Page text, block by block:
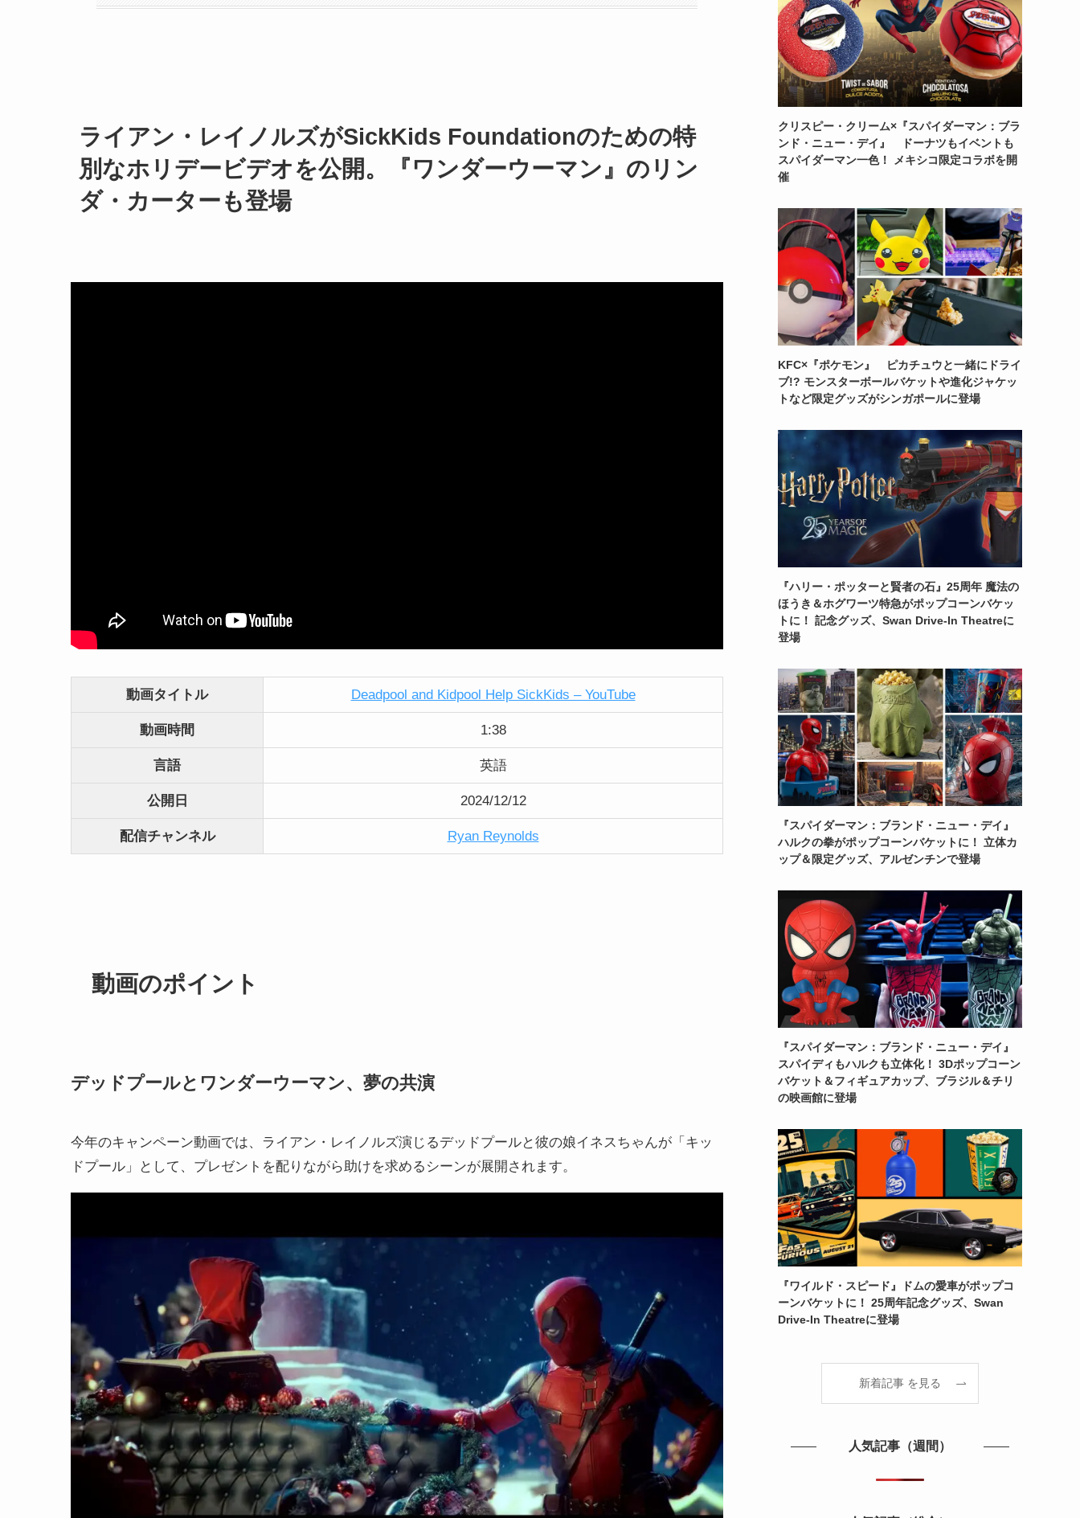
ライアン・レイノルズがSickKids Foundationのための特
別なホリデービデオを公開。『ワンダーウーマン』のリン
ダ・カーターも登場
動画タイトル Deadpool and Kidpool Help SickKids – YouTube
動画時間 1:38
言語 英語
公開日 2024/12/12
配信チャンネル Ryan Reynolds
動画のポイント
デッドプールとワンダーウーマン、夢の共演
今年のキャンペーン動画では、ライアン・レイノルズ演じるデッドプールと彼の娘イネスちゃんが「キッ
ドプール」として、プレゼントを配りながら助けを求めるシーンが展開されます。
クリスピー・クリーム×『スパイダーマン：ブラ
ンド・ニュー・デイ』 ドーナツもイベントも
スパイダーマン一色！ メキシコ限定コラボを開
催
KFC×『ポケモン』 ピカチュウと一緒にドライ
ブ!? モンスターボールバケットや進化ジャケッ
トなど限定グッズがシンガポールに登場
『ハリー・ポッターと賢者の石』25周年 魔法の
ほうき＆ホグワーツ特急がポップコーンバケッ
トに！ 記念グッズ、Swan Drive-In Theatreに
登場
『スパイダーマン：ブランド・ニュー・デイ』
ハルクの拳がポップコーンバケットに！ 立体カ
ップ＆限定グッズ、アルゼンチンで登場
『スパイダーマン：ブランド・ニュー・デイ』
スパイディもハルクも立体化！ 3Dポップコーン
バケット＆フィギュアカップ、ブラジル＆チリ
の映画館に登場
『ワイルド・スピード』ドムの愛車がポップコ
ーンバケットに！ 25周年記念グッズ、Swan
Drive-In Theatreに登場
新着記事 を見る
人気記事（週間）